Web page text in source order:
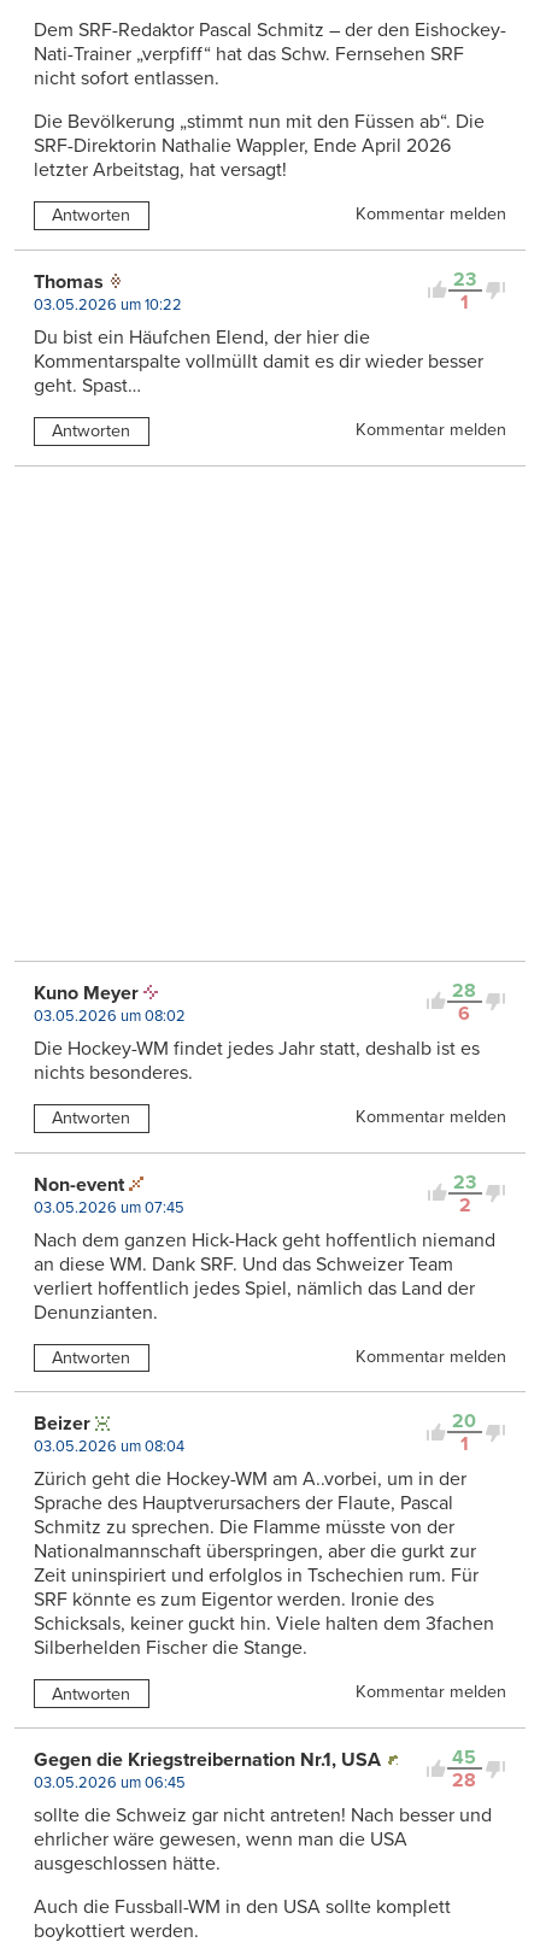
Dem SRF-Redaktor Pascal Schmitz – der den Eishockey-
Nati-Trainer „verpfiff“ hat das Schw. Fernsehen SRF
nicht sofort entlassen.
Die Bevölkerung „stimmt nun mit den Füssen ab“. Die
SRF-Direktorin Nathalie Wappler, Ende April 2026
letzter Arbeitstag, hat versagt!
Antworten Kommentar melden
23
1
Thomas
03.05.2026 um 10:22
Du bist ein Häufchen Elend, der hier die
Kommentarspalte vollmüllt damit es dir wieder besser
geht. Spast…
Antworten Kommentar melden
28
6
Kuno Meyer
03.05.2026 um 08:02
Die Hockey-WM findet jedes Jahr statt, deshalb ist es
nichts besonderes.
Antworten Kommentar melden
23
2
Non-event
03.05.2026 um 07:45
Nach dem ganzen Hick-Hack geht hoffentlich niemand
an diese WM. Dank SRF. Und das Schweizer Team
verliert hoffentlich jedes Spiel, nämlich das Land der
Denunzianten.
Antworten Kommentar melden
20
1
Beizer
03.05.2026 um 08:04
Zürich geht die Hockey-WM am A..vorbei, um in der
Sprache des Hauptverursachers der Flaute, Pascal
Schmitz zu sprechen. Die Flamme müsste von der
Nationalmannschaft überspringen, aber die gurkt zur
Zeit uninspiriert und erfolglos in Tschechien rum. Für
SRF könnte es zum Eigentor werden. Ironie des
Schicksals, keiner guckt hin. Viele halten dem 3fachen
Silberhelden Fischer die Stange.
Antworten Kommentar melden
45
28
Gegen die Kriegstreibernation Nr.1, USA
03.05.2026 um 06:45
sollte die Schweiz gar nicht antreten! Nach besser und
ehrlicher wäre gewesen, wenn man die USA
ausgeschlossen hätte.
Auch die Fussball-WM in den USA sollte komplett
boykottiert werden.